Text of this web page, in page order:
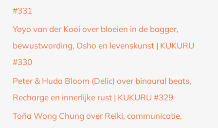
#331
Yoyo van der Kooi over bloeien in de bagger,
bewustwording, Osho en levenskunst | KUKURU
#330
Peter & Huda Bloom (Delic) over binaural beats,
Recharge en innerlijke rust | KUKURU #329
Toña Wong Chung over Reiki, communicatie,